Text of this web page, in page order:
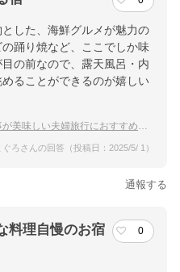
した、海鮮グルメが魅力の
踊り焼など、ここでしか味
の前なので、露天風呂・内
ることができるのが嬉しい
味しい夫婦旅行におすすめの宿
ぐろさんの回答（投稿日：2025/5/ 1）
通報する
料理自慢のお宿
0